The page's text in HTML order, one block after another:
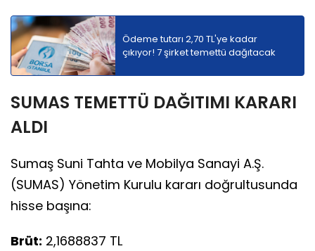
Ödeme tutarı 2,70 TL'ye kadar
çıkıyor! 7 şirket temettü dağıtacak
SUMAS TEMETTÜ DAĞITIMI KARARI
ALDI
Sumaş Suni Tahta ve Mobilya Sanayi A.Ş.
(SUMAS) Yönetim Kurulu kararı doğrultusunda
hisse başına:
Brüt: 2,1688837 TL